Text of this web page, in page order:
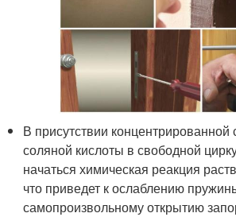
В присутствии концентрированной
соляной кислоты в свободной
начаться химическая реакция
что приведет к ослаблению
самопроизвольному открытию